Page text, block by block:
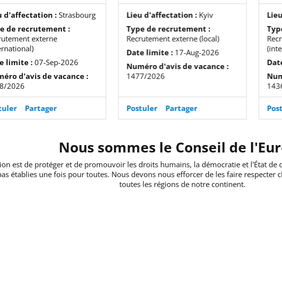
d'affectation :Strasbourg
de recrutement :
externe
limite :07-Sep-2026
d'avis de vacance :
2026
Partager
Lieu d'affectation :Kyiv
Type de recrutement :
Recrutement externe (local)
Date limite :17-Aug-2026
Numéro d'avis de vacance :
1477/2026
Postuler Partager
Nous sommes le Conseil de
est de protéger et de promouvoir les droits humains, la démocratie et l'État de
établies une fois pour toutes. Nous devons nous efforcer de les faire respecter
toutes les régions de notre continent.